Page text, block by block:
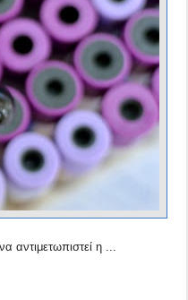
αντιμετωπιστεί η ...